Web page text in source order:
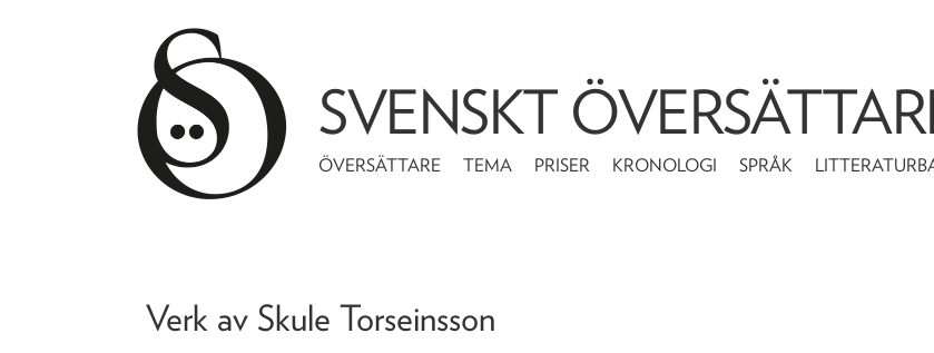
SVENSKT
ÖVERSÄTTARE TEMA PRISER KRONOLOGI SPRÅK
Verk av Skule Torseinsson